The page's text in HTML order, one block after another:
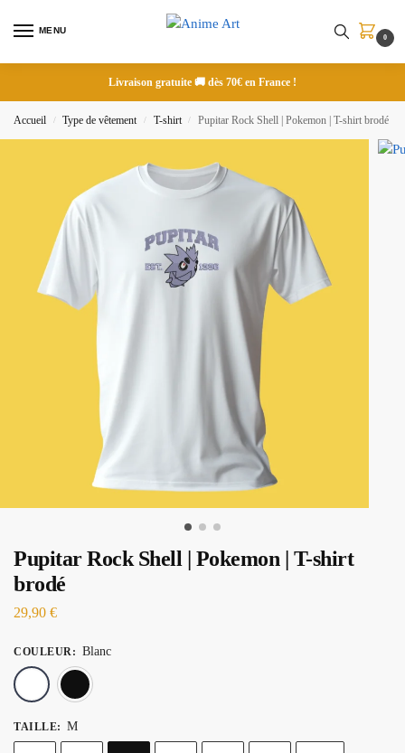
MENU
0
Livraison gratuite 🚚 dès 70€ en France !
Accueil / Type de vêtement / T-shirt / Pupitar Rock Shell | Pokemon | T-shirt brodé
Pupitar Rock Shell | Pokemon | T-shirt
brodé
29,90 €
COULEUR : Blanc
TAILLE: M